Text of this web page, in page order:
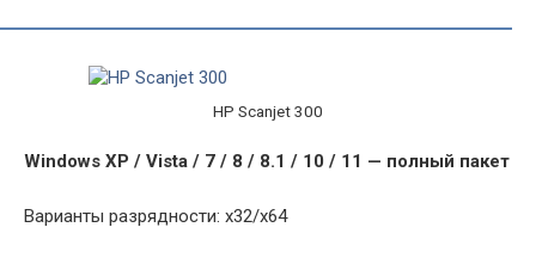
HP Scanjet 300
Windows XP / Vista / 7 / 8 / 8.1 / 10 / 11 — полный пакет
Варианты разрядности: x32/x64